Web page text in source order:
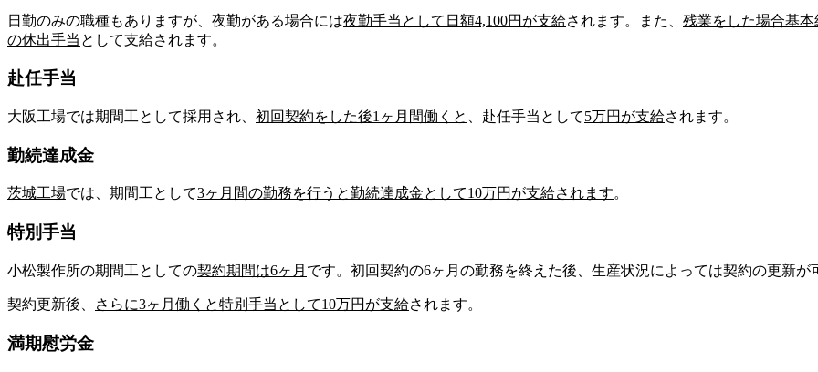
日勤のみの職種もありますが、夜勤がある場合には夜勤手当 として 日額4,100円 が支給されます。また、 残業をした場合基本
の休出手当 として支給されます。
赴任手当
大阪工場では期間工として採用され、 初回契約をした後1ヶ月間働くと 赴任手当として5万円 が支給されます。
勤続達成金
茨城工場では、期間工として3ヶ月間の勤務を行うと勤続達成金として10万円 が支給されます。
特別手当
小松製作所の期間工としての契約期間は6ヶ月 です。初回契約の6ヶ月の勤務を終えた後、生産状況によっては契約の更新が
契約更新後、 さらに3ヶ月働くと特別手当 として10万円 が支給されます。
満期慰労金